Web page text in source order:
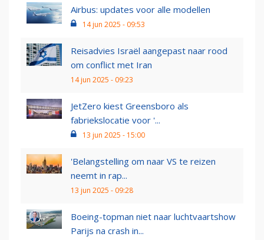
Airbus: updates voor alle modellen
14 jun 2025 - 09:53
Reisadvies Israël aangepast naar rood
om conflict met Iran
14 jun 2025 - 09:23
JetZero kiest Greensboro als
fabriekslocatie voor '...
13 jun 2025 - 15:00
'Belangstelling om naar VS te reizen
neemt in rap...
13 jun 2025 - 09:28
Boeing-topman niet naar luchtvaartshow
Parijs na crash in...